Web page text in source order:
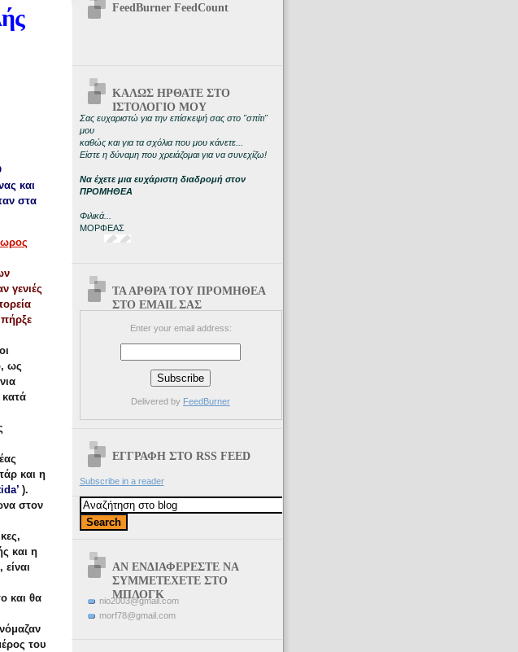
και
στα
γενιές
ως
και η
).
στον
και η
και θα
του
FeedBurner FeedCount
ΚΑΛΩΣ ΗΡΘΑΤΕ ΣΤΟ
ΙΣΤΟΛΟΓΙΟ ΜΟΥ
Σας ευχαριστώ για την επίσκεψή σας στο "σπίτι"
μου
καθώς και για τα σχόλια που μου κάνετε...
Είστε η δύναμη που χρειάζομαι για να συνεχίζω!
Να έχετε μια ευχάριστη διαδρομή στον
ΠΡΟΜΗΘΕΑ
Φιλικά...
ΜΟΡΦΕΑΣ
ΤΑ ΑΡΘΡΑ ΤΟΥ ΠΡΟΜΗΘΕΑ
ΣΤΟ EMAIL ΣΑΣ
Enter your email address:
Delivered by FeedBurner
ΕΓΓΡΑΦΗ ΣΤΟ RSS FEED
Subscribe in a reader
ΑΝ ΕΝΔΙΑΦΕΡΕΣΤΕ ΝΑ
ΣΥΜΜΕΤΕΧΕΤΕ ΣΤΟ
ΜΠΛΟΓΚ
nio2003@gmail.com
morf78@gmail.com